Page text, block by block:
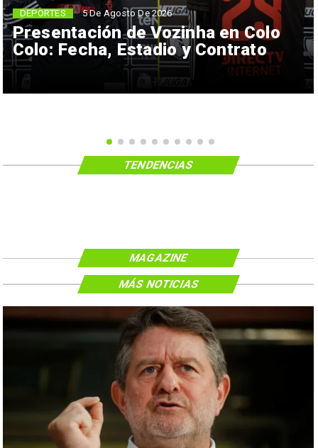
Presentación de Vozinha en Colo
Colo: Fecha, Estadio y Contrato
DEPORTES 5 De Agosto De 2026
TENDENCIAS
MAGAZINE
MÁS NOTICIAS